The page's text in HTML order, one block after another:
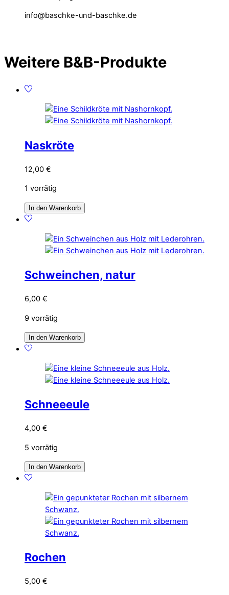
info@baschke-und-baschke.de
Weitere B&B-Produkte
Naskröte
12,00 €
1 vorrätig
In den Warenkorb
Schweinchen, natur
6,00 €
9 vorrätig
In den Warenkorb
Schneeeule
4,00 €
5 vorrätig
In den Warenkorb
Rochen
5,00 €